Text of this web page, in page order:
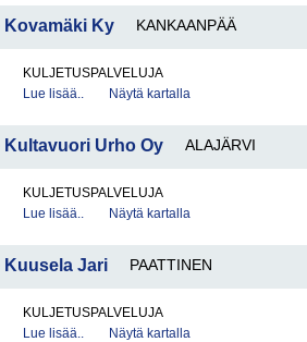
Kovamäki Ky KANKAANPÄÄ
KULJETUSPALVELUJA
Lue lisää..
Näytä kartalla
Kultavuori Urho Oy ALAJÄRVI
KULJETUSPALVELUJA
Lue lisää..
Näytä kartalla
Kuusela Jari PAATTINEN
KULJETUSPALVELUJA
Lue lisää..
Näytä kartalla